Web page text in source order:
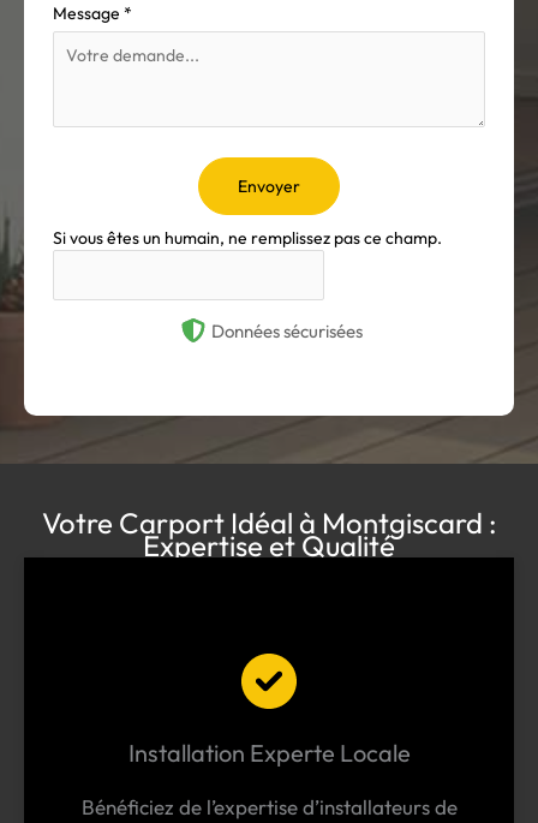
Message *
Envoyer
Si vous êtes un humain, ne remplissez pas ce champ.
Données sécurisées
Votre Carport Idéal à Montgiscard :
Expertise et Qualité
Installation Experte Locale
Bénéficiez de l’expertise d’installateurs de